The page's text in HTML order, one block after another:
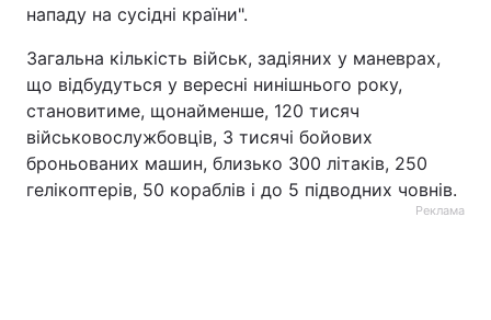
нападу на сусідні країни".
Загальна кількість військ, задіяних у маневрах,
що відбудуться у вересні нинішнього року,
становитиме, щонайменше, 120 тисяч
військовослужбовців, 3 тисячі бойових
броньованих машин, близько 300 літаків, 250
гелікоптерів, 50 кораблів і до 5 підводних човнів.
Реклама